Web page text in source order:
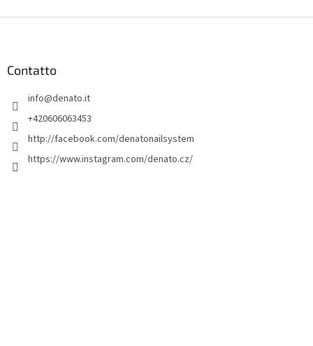
Contatto
info@denato.it
+420606063453
http://facebook.com/denatonailsystem
https://www.instagram.com/denato.cz/